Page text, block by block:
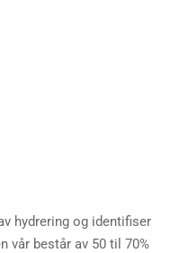
hydrering og identifiser
vår består av 50 til 70%